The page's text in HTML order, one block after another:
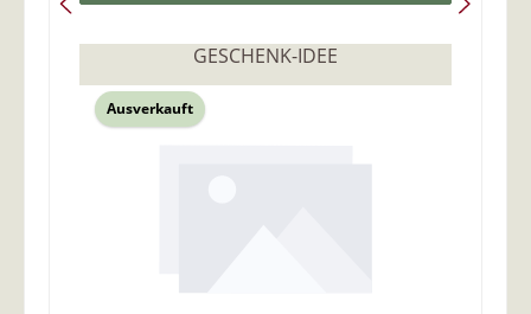
Ausverkauft
GESCHENK-IDEE